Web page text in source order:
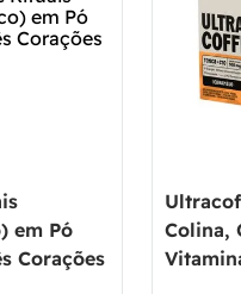
em Pó
Corações
Colina,